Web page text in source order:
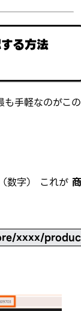
る方法
手軽なのがこの
数字） これが 商
xxxx/